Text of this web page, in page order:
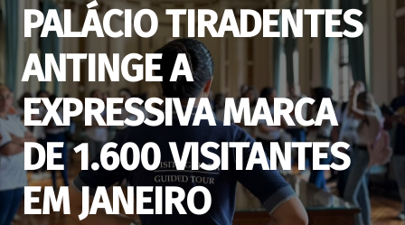
PALÁCIO TIRADENTES
ANTINGE A
EXPRESSIVA MARCA
DE 1.600 VISITANTES
EM JANEIRO